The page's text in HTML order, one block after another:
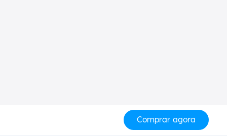
Comprar agora